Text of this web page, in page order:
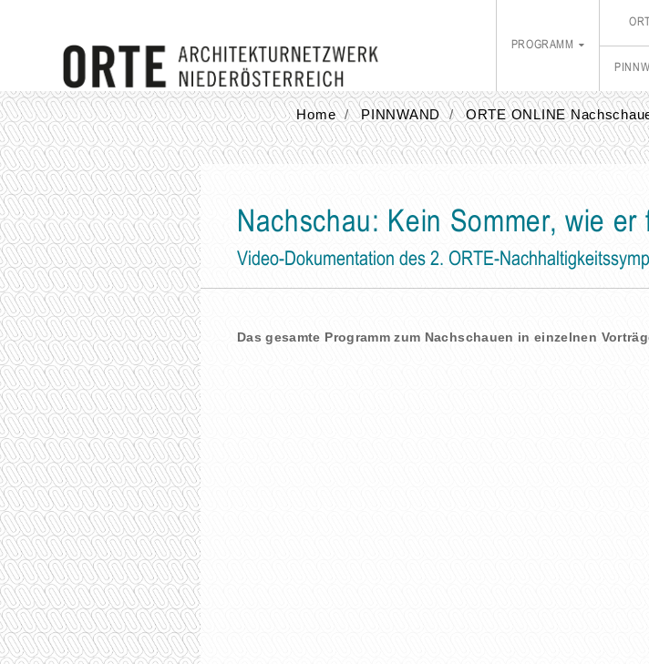
PROGRAMM
Home PINNWAND ORTE ONLINE
Nachschau: Kein Sommer, wie
Video-Dokumentation des 2. ORTE-
Das gesamte Programm zum Nachschauen in einzelnen